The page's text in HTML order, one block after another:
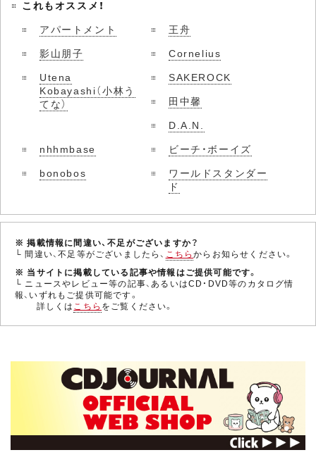
これもオススメ！
アパートメント
王舟
影山朋子
Cornelius
Utena
Kobayashi（小林う
てな）
SAKEROCK
田中馨
D.A.N.
nhhmbase
ビーチ・ボーイズ
bonobos
ワールドスタンダー
ド
※ 掲載情報に間違い、不足がございますか？
└ 間違い、不足等がございましたら、 こちらからお知らせください。
※ 当サイトに掲載している記事や情報はご提供可能です。
└ ニュースやレビュー等の記事、あるいはCD・DVD等のカタログ情
報、いずれもご提供可能です。
詳しくはこちら をご覧ください。